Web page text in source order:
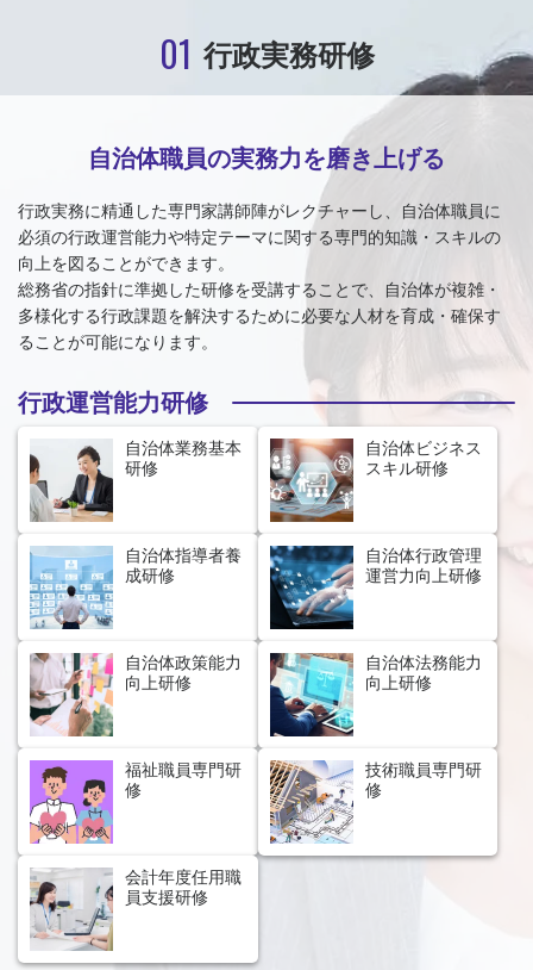
01 行政実務研修
自治体職員の実務力を磨き上げる
行政実務に精通した専門家講師陣がレクチャーし、自治体職員に
必須の行政運営能力や特定テーマに関する専門的知識・スキルの
向上を図ることができます。
総務省の指針に準拠した研修を受講することで、自治体が複雑・
多様化する行政課題を解決するために必要な人材を育成・確保す
ることが可能になります。
行政運営能力研修
自治体業務基本
研修
自治体ビジネス
スキル研修
自治体指導者養
成研修
自治体行政管理
運営力向上研修
自治体政策能力
向上研修
自治体法務能力
向上研修
福祉職員専門研
修
技術職員専門研
修
会計年度任用職
員支援研修